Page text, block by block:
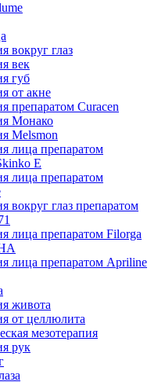
вокруг глаз
век
губ
от акне
препаратом Curacen
Монако
Melsmon
лица препаратом
E
лица препаратом
вокруг глаз препаратом
лица препаратом Filorga
лица препаратом Apriline
живота
от целлюлита
мезотерапия
рук